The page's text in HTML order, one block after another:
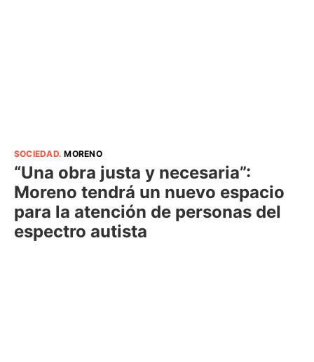
SOCIEDAD.MORENO
“Una obra justa y necesaria”:
Moreno tendrá un nuevo espacio
para la atención de personas del
espectro autista